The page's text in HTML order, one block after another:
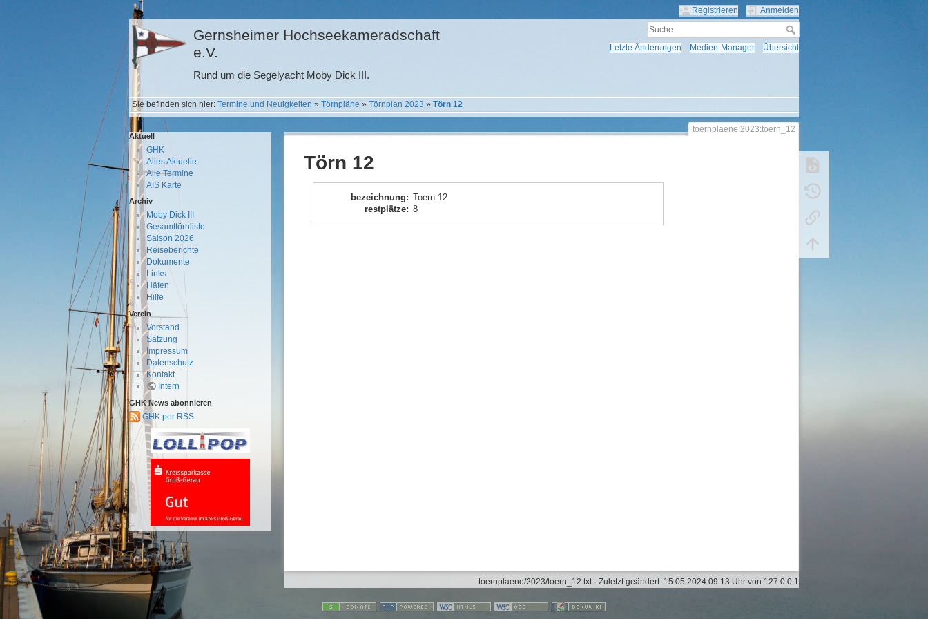
Gernsheimer Hochseekameradschaft
e.V.
Rund um die Segelyacht Moby Dick III.
Registrieren Anmelden
Letzte Änderungen Medien-Manager Übersicht
Sie befinden sich hier:Termine und Neuigkeiten »Törnpläne »Törnplan 2023 »Törn 12
Aktuell
GHK
Alles Aktuelle
Alle Termine
AIS Karte
Archiv
Moby Dick III
Gesamttörnliste
Saison 2026
Reiseberichte
Dokumente
Links
Häfen
Hilfe
Verein
Vorstand
Satzung
Impressum
Datenschutz
Kontakt
Intern
GHK News abonnieren
GHK per RSS
toernplaene:2023:toern_12
Törn 12
bezeichnung:
Toern 12
restplätze: 8
toernplaene/2023/toern_12.txt · Zuletzt geändert: 15.05.2024 09:13 Uhr von 127.0.0.1